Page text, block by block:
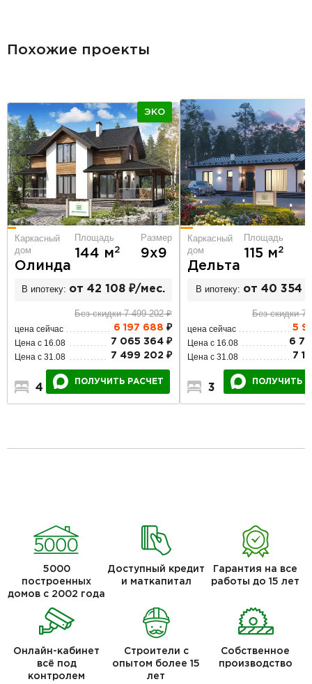
Похожие проекты
ЭКО
Каркасный
дом
Олинда
Площадь
144 м2
Размер
9х9
В ипотеку: от 42 108 ₽/мес.
Без скидки 7 499 202 ₽
цена сейчас 6 197 688 ₽
Цена с 16.08 7 065 364 ₽
Цена с 31.08 7 499 202 ₽
4
ПОЛУЧИТЬ РАСЧЕТ
Каркасный
дом
Дельта
Площадь
115 м2
В ипотеку: от 40 354
Без скидки 7
цена сейчас 5
Цена с 16.08 6
Цена с 31.08 7
3
ПОЛУЧИТЬ
5000
построенных
домов с 2002 года
Доступный кредит
и маткапитал
Гарантия на все
работы до 15 лет
Онлайн-кабинет
всё под
контролем
Строители с
опытом более 15
лет
Собственное
производство